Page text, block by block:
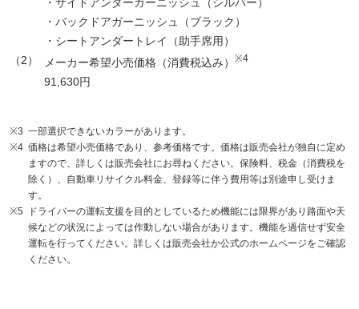
・バックドアガーニッシュ（ブラック）
・シートアンダートレイ（助手席用）
（2）
メーカー希望小売価格（消費税込み） ※4
91,630円
※3 一部選択できないカラーがあります。
※4 価格は希望小売価格であり、参考価格です。価格は販売会社が独自に定め
ますので、詳しくは販売会社にお尋ねください。保険料、税金（消費税を
除く）、自動車リサイクル料金、登録等に伴う費用等は別途申し受けま
す。
※5
ドライバーの運転支援を目的としているため機能には限界があり路面や天
候などの状況によっては作動しない場合があります。機能を過信せず安全
運転を行ってください。詳しくは販売会社か公式のホームページをご確認
ください。